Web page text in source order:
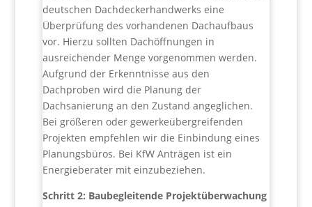
deutschen Dachdeckerhandwerks eine
Überprüfung des vorhandenen Dachaufbaus
vor. Hierzu sollten Dachöffnungen in
ausreichender Menge vorgenommen werden.
Aufgrund der Erkenntnisse aus den
Dachproben wird die Planung der
Dachsanierung an den Zustand angeglichen.
Bei größeren oder gewerkeübergreifenden
Projekten empfehlen wir die Einbindung eines
Planungsbüros. Bei KfW Anträgen ist ein
Energieberater mit einzubeziehen.
Schritt 2: Baubegleitende Projektüberwachung